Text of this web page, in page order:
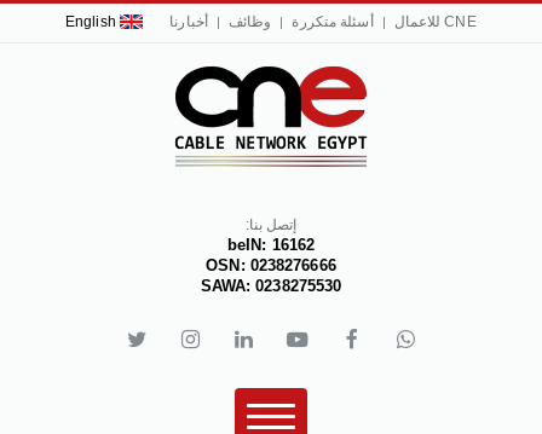
CNE للاعمال أسئلة متكررة وظائف أخبارنا English
إتصل بنا:
beIN: 16162
OSN: 0238276666
SAWA: 0238275530